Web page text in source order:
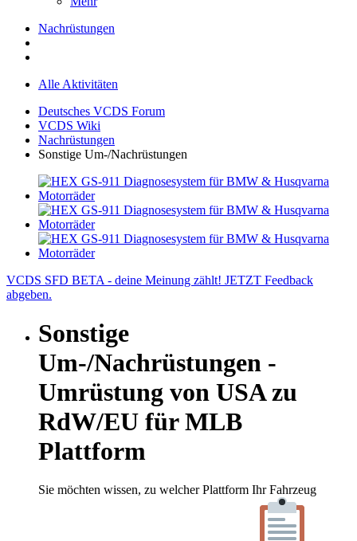
Nachrüstungen
Alle Aktivitäten
Deutsches VCDS Forum
VCDS Wiki
Nachrüstungen
Sonstige Um-/Nachrüstungen
VCDS SFD BETA - deine Meinung zählt! JETZT Feedback
abgeben.
Sonstige
Um-/Nachrüstungen -
Umrüstung von USA zu
RdW/EU für MLB
Plattform
Sie möchten wissen, zu welcher Plattform Ihr Fahrzeug